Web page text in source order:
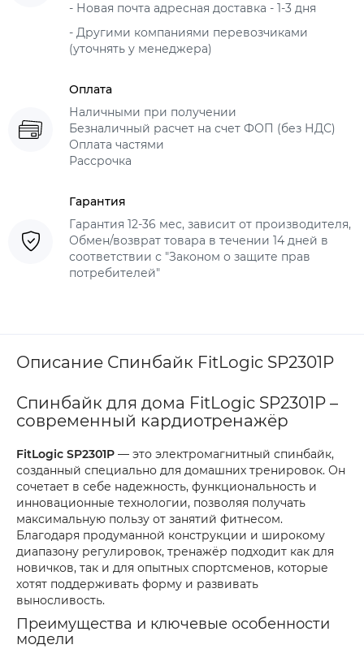
- Новая почта адресная доставка - 1-3 дня
- Другими компаниями перевозчиками
(уточнять у менеджера)
Оплата
Наличными при получении
Безналичный расчет на счет ФОП (без НДС)
Оплата частями
Рассрочка
Гарантия
Гарантия 12-36 мес, зависит от производителя,
Обмен/возврат товара в течении 14 дней в
соответствии с "Законом о защите прав
потребителей"
Описание Спинбайк FitLogic SP2301P
Спинбайк для дома FitLogic SP2301P –
современный кардиотренажёр
FitLogic SP2301P — это электромагнитный спинбайк,
созданный специально для домашних тренировок. Он
сочетает в себе надежность, функциональность и
инновационные технологии, позволяя получать
максимальную пользу от занятий фитнесом.
Благодаря продуманной конструкции и широкому
диапазону регулировок, тренажёр подходит как для
новичков, так и для опытных спортсменов, которые
хотят поддерживать форму и развивать
выносливость.
Преимущества и ключевые особенности
модели